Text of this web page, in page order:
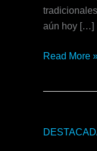
aún hoy […]
Read More
Un